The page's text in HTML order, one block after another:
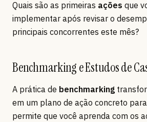
Quais são as primeiras ações que
implementar após revisar o
principais concorrentes este mês?
Benchmarking e Estudos de
A prática de benchmarking
em um plano de ação concreto
permite que você aprenda com os